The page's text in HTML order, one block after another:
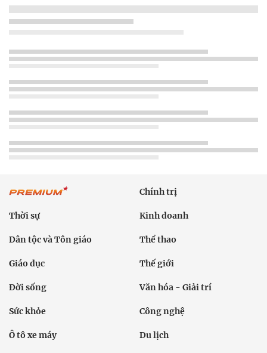
Chính trị
Thời sự Kinh doanh
Dân tộc và Tôn giáo Thể thao
Giáo dục Thế giới
Đời sống Văn hóa - Giải trí
Sức khỏe Công nghệ
Ô tô xe máy Du lịch